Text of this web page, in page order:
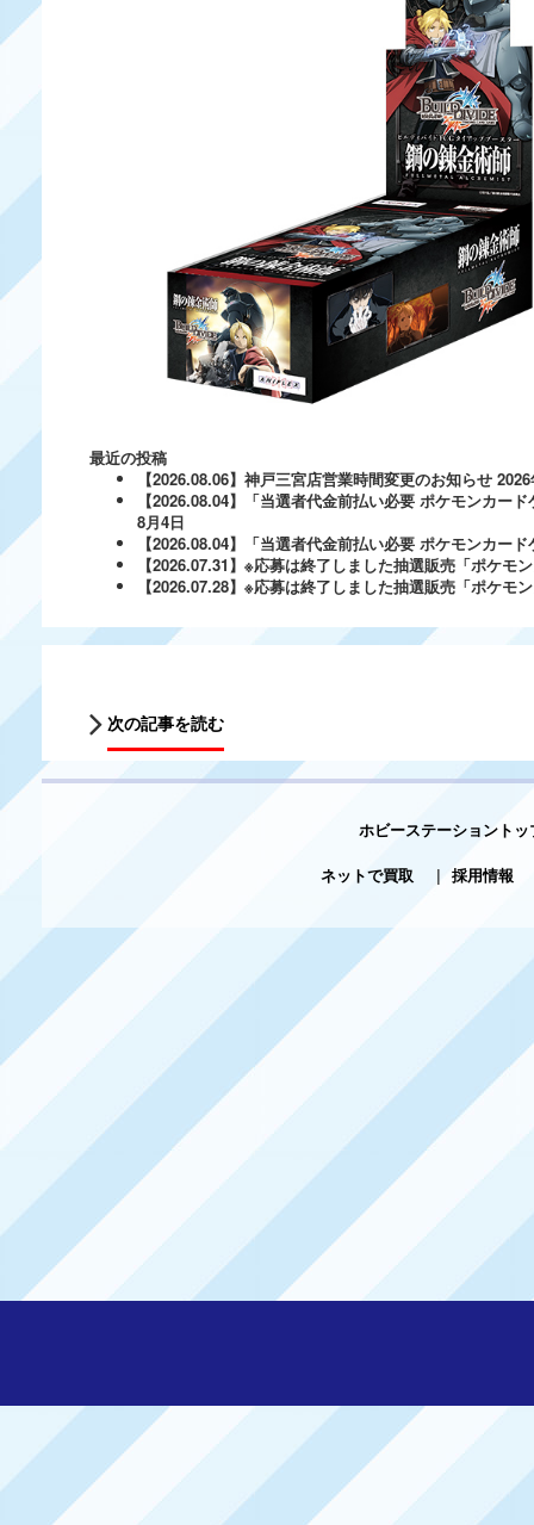
最近の投稿
【2026.08.06】神戸三宮店営業時間変更のお知らせ
【2026.08.04】「当選者代金前払い必要 ポケモンカー
8月4日
【2026.08.04】「当選者代金前払い必要 ポケモンカー
【2026.07.31】※応募は終了しました抽選販売「ポケ
【2026.07.28】※応募は終了しました抽選販売「ポケ
次の記事を読む
ホビーステーショントッ
ネットで買取
| 採用情報